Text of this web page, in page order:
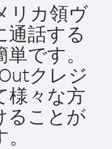
リカ領ヴ
通話する
です。
クレジ
様々な方
ることが